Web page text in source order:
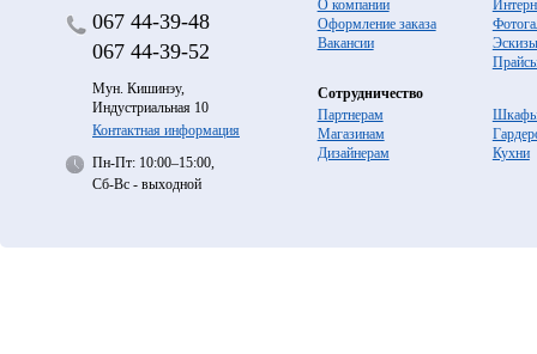
067 44-39-48
067 44-39-52
Мун. Кишинэу,
Индустриальная 10
Контактная информация
Пн-Пт: 10:00–15:00,
Сб-Вс - выходной
О компании
Оформление заказа
Вакансии
Эскизы
Сотрудничество
Партнерам
Магазинам
Дизайнерам
Кухни